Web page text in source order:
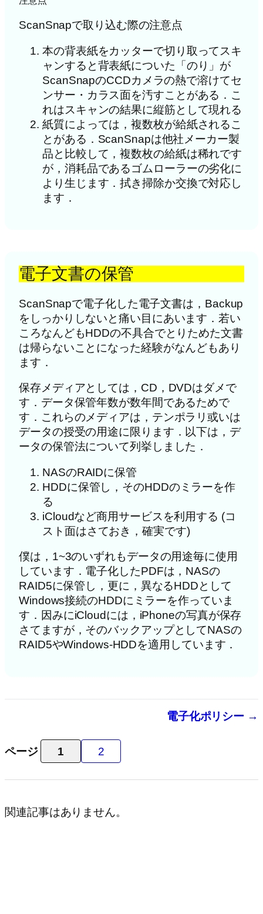
ScanSnapで取り込む際の注意点
本の背表紙をカッターで切り取ってスキ
ャンすると背表紙についた「のり」が
ScanSnapのCCDカメラの熱で溶けてセ
ンサー・カラス面を汚すことがある．こ
れはスキャンの結果に縦筋として現れる
紙質によっては，複数枚が給紙されるこ
とがある．ScanSnapは他社メーカー製
品と比較して，複数枚の給紙は稀れです
が，消耗品であるゴムローラーの劣化に
より生じます．拭き掃除か交換で対応し
ます．
電子文書の保管
ScanSnapで電子化した電子文書は，Backup
をしっかりしないと痛い目にあいます．若い
ころなんどもHDDの不具合でとりためた文書
は帰らないことになった経験がなんどもあり
ます．
保存メディアとしては，CD，DVDはダメで
す．データ保管年数が数年間であるためで
す．これらのメディアは，テンポラリ或いは
データの授受の用途に限ります．以下は，デ
ータの保管法について列挙しました．
NASのRAIDに保管
HDDに保管し，そのHDDのミラーを作
る
iCloudなど商用サービスを利用する (コ
スト面はさておき，確実です)
僕は，1~3のいずれもデータの用途毎に使用
しています．電子化したPDFは，NASの
RAID5に保管し，更に，異なるHDDとして
Windows接続のHDDにミラーを作っていま
す．因みにiCloudには，iPhoneの写真が保存
さてますが，そのバックアップとしてNASの
RAID5やWindows-HDDを適用しています．
電子化ポリシー →
ページ 1 2
関連記事はありません。